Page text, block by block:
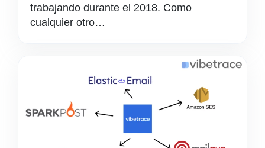
trabajando durante el 2018. Como
cualquier otro…